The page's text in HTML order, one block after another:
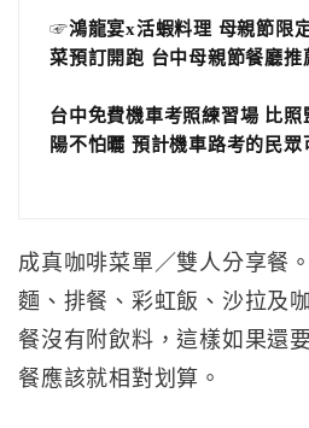
☞鴻龍宴x活蝦料理 母親節限
菜預訂開跑 台中母親節餐廳推
台中免費機車考照練習場 比
陽不怕曬 預計機車路考的民眾
成真咖啡菜單／雙人分享餐
麵、排餐、彩虹飯、沙拉及
餐沒有附飲料，這樣如果還
餐應該就相對划算。